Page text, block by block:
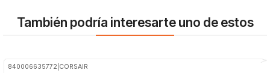
También podría interesarte uno de estos
840006635772 CORSAIR